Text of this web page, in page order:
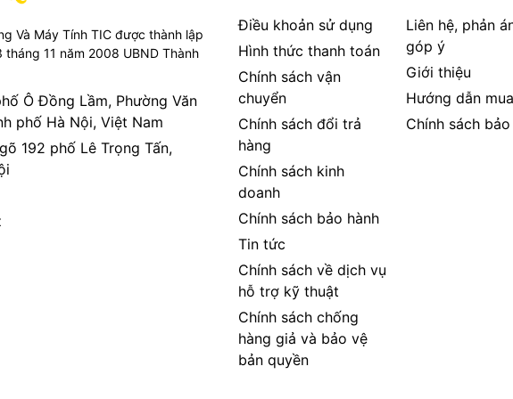
tải hoàn hảo.
cấp giải pháp công nghệ uy tín tại Việt Nam. Chúng tôi
phẩm:Laptop, Máy tính PC Máy chủ - Server,Thiết bị mạng
Màn hình tương tác, Linh kiện máy tính Điện máy
nhiều thiết bị công nghệ khác.
cam kết mang đến
dịch vụ chuyên nghiệp
, đáp ứng tối đa nhu cầu của doanh
nhân.
Và Máy Tính TIC được thành lập
11 năm 2008 UBND Thành
Ô Đồng Lầm, Phường Văn
phố Hà Nội, Việt Nam
192 phố Lê Trọng Tấn,
Điều khoản sử dụng
Hình thức thanh toán
Chính sách vận
chuyển
Chính sách đổi trả
hàng
Chính sách kinh
doanh
Chính sách bảo hành
Tin tức
Chính sách về dịch vụ
hỗ trợ kỹ thuật
Chính sách chống
hàng giả và bảo vệ
bản quyền
Liên hệ, phản
góp ý
Giới thiệu
Hướng dẫn
Chính sách